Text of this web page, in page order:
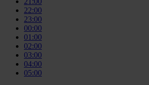
22:00
23:00
00:00
01:00
02:00
03:00
04:00
05:00